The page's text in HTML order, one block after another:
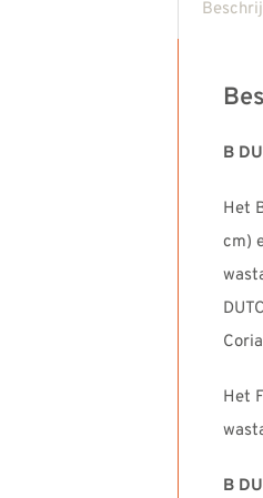
B
Het
cm)
Het
B